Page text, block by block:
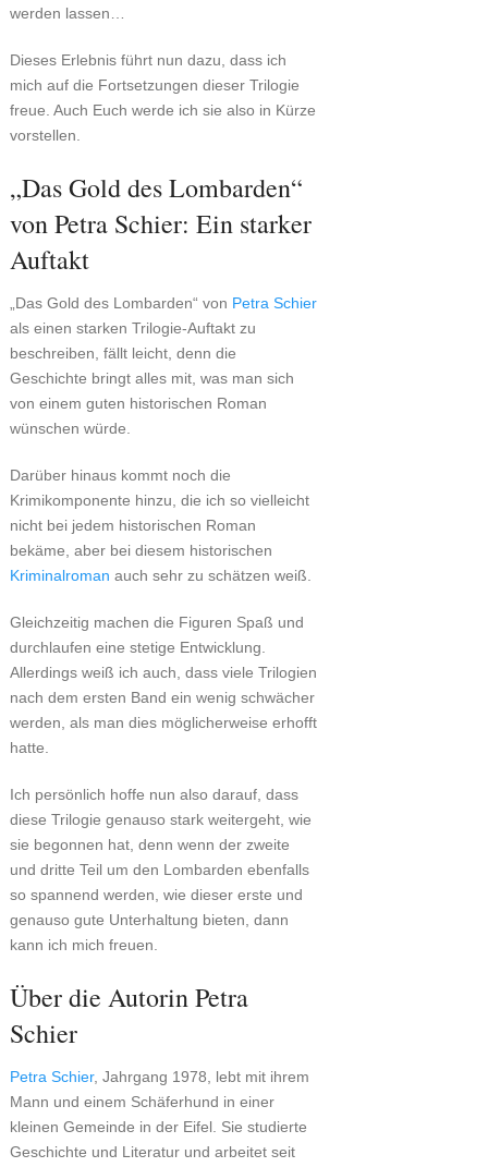
werden lassen…
Dieses Erlebnis führt nun dazu, dass ich
mich auf die Fortsetzungen dieser Trilogie
freue. Auch Euch werde ich sie also in Kürze
vorstellen.
„Das Gold des Lombarden“
von Petra Schier: Ein starker
Auftakt
„Das Gold des Lombarden“ von Petra Schier
als einen starken Trilogie-Auftakt zu
beschreiben, fällt leicht, denn die
Geschichte bringt alles mit, was man sich
von einem guten historischen Roman
wünschen würde.
Darüber hinaus kommt noch die
Krimikomponente hinzu, die ich so vielleicht
nicht bei jedem historischen Roman
bekäme, aber bei diesem historischen
Kriminalroman auch sehr zu schätzen weiß.
Gleichzeitig machen die Figuren Spaß und
durchlaufen eine stetige Entwicklung.
Allerdings weiß ich auch, dass viele Trilogien
nach dem ersten Band ein wenig schwächer
werden, als man dies möglicherweise erhofft
hatte.
Ich persönlich hoffe nun also darauf, dass
diese Trilogie genauso stark weitergeht, wie
sie begonnen hat, denn wenn der zweite
und dritte Teil um den Lombarden ebenfalls
so spannend werden, wie dieser erste und
genauso gute Unterhaltung bieten, dann
kann ich mich freuen.
Über die Autorin Petra
Schier
Petra Schier, Jahrgang 1978, lebt mit ihrem
Mann und einem Schäferhund in einer
kleinen Gemeinde in der Eifel. Sie studierte
Geschichte und Literatur und arbeitet seit